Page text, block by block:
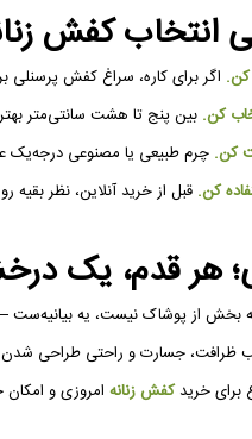
انتخاب کفش
کن. اگر برای کاره، سراغ کفش
کن. بین پنج تا هشت سانتی‌متر
کن. چرم طبیعی یا مصنوعی درجه‌یک
کن. قبل از خرید آنلاین، نظر بقیه
هر قدم، یک
ظرافت، جسارت و راحتی طراحی
برای خریدکفش زنانه امروزی و